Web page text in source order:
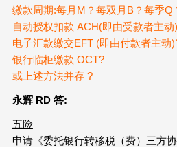
缴款周期:每月M？每双月B？每季Q
自动授权扣款 ACH(即由受款者主动
电子汇款缴交EFT (即由付款者主动
银行临柜缴款 OCT?
或上述方法并存 ?
永辉 RD 答:
五险
申请《委托银行转移税（费）三方协